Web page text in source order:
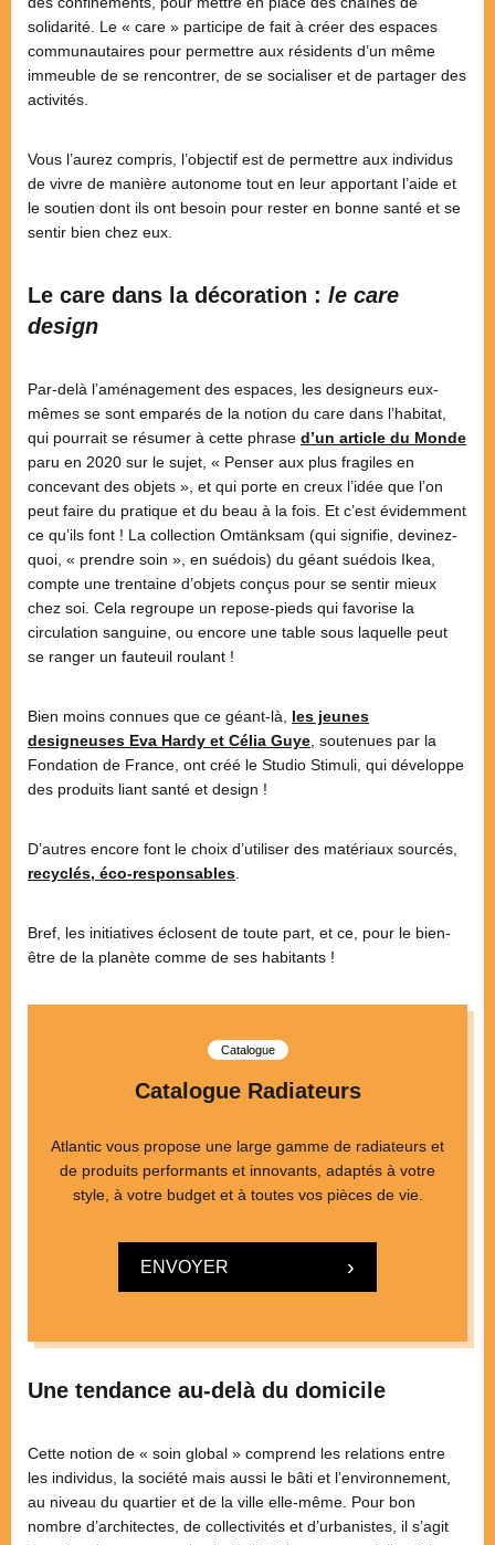
solidarité. Le « care » participe de fait à créer des espaces
communautaires pour permettre aux résidents d’un même
immeuble de se rencontrer, de se socialiser et de partager des
activités.
Vous l’aurez compris, l’objectif est de permettre aux individus
de vivre de manière autonome tout en leur apportant l’aide et
le soutien dont ils ont besoin pour rester en bonne santé et se
sentir bien chez eux.
Le care dans la décoration : le care
design
Par-delà l’aménagement des espaces, les designeurs eux-
mêmes se sont emparés de la notion du care dans l’habitat,
qui pourrait se résumer à cette phrase d’un article du Monde
paru en 2020 sur le sujet, « Penser aux plus fragiles en
concevant des objets », et qui porte en creux l’idée que l’on
peut faire du pratique et du beau à la fois. Et c’est évidemment
ce qu’ils font ! La collection Omtänksam (qui signifie, devinez-
quoi, « prendre soin », en suédois) du géant suédois Ikea,
compte une trentaine d’objets conçus pour se sentir mieux
chez soi. Cela regroupe un repose-pieds qui favorise la
circulation sanguine, ou encore une table sous laquelle peut
se ranger un fauteuil roulant !
Bien moins connues que ce géant-là, les jeunes
designeuses Eva Hardy et Célia Guye soutenues par la
Fondation de France, ont créé le Studio Stimuli, qui développe
des produits liant santé et design !
D’autres encore font le choix d’utiliser des matériaux sourcés,
recyclés, éco-responsables
Bref, les initiatives éclosent de toute part, et ce, pour le bien-
être de la planète comme de ses habitants !
Catalogue
Catalogue Radiateurs
Atlantic vous propose une large gamme de radiateurs et
de produits performants et innovants, adaptés à votre
style, à votre budget et à toutes vos pièces de vie.
ENVOYER
Une tendance au-delà du domicile
Cette notion de « soin global » comprend les relations entre
les individus, la société mais aussi le bâti et l’environnement,
au niveau du quartier et de la ville elle-même. Pour bon
nombre d’architectes, de collectivités et d’urbanistes, il s’agit